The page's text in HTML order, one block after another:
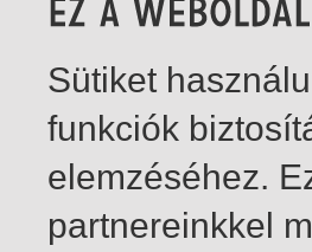
Sütiket
funkciók
elemzéséhez.
partnereinkkel